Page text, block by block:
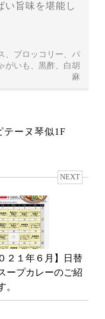
い旨味を堪能し
、ブロッコリー、パ
がいも、黒酢、白胡
麻
テーヌ琴似1F
NEXT
２１年６月】日替
ープカレーのご紹
。